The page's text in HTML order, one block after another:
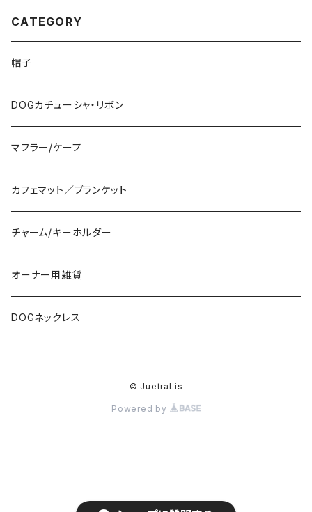
CATEGORY
帽子
DOGカチューシャ・リボン
マフラー/ケープ
カフェマット／ブランケット
チャーム/キーホルダー
オーナー用雑貨
DOGネックレス
© JuetraLis
Powered by